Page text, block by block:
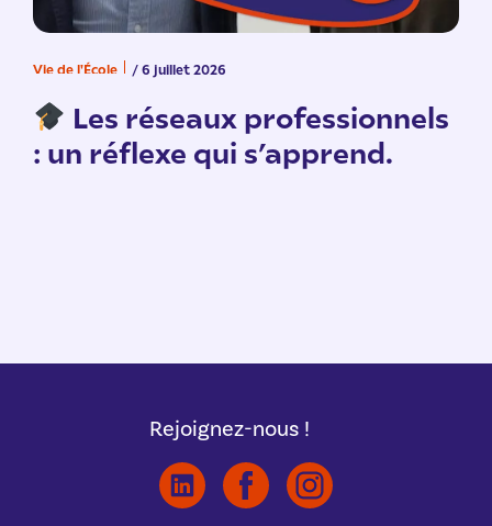
Vie de l'École / 6 juillet 2026
Les réseaux professionnels
: un réflexe qui s’apprend.
Rejoignez-nous !